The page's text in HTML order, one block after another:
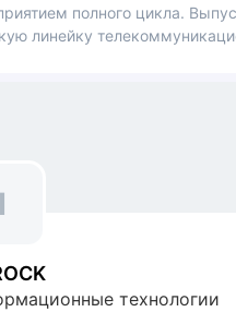
полного цикла.
линейку
I
технологии